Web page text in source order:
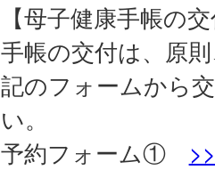
【母子健康手帳の交
手帳の交付は、原
記のフォームから
い。
予約フォーム①